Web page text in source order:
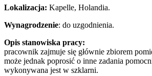
Lokalizacja: Kapelle, Holandia.
Wynagrodzenie: do uzgodnienia.
Opis stanowiska pracy:
pracownik zajmuje się głównie zbiorem
może jednak poprosić o inne zadania
wykonywana jest w szklarni.